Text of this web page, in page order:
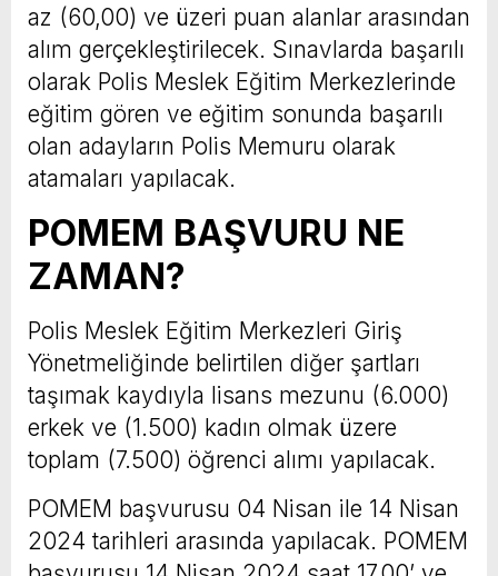
az (60,00) ve üzeri puan alanlar arasından
alım gerçekleştirilecek. Sınavlarda başarılı
olarak Polis Meslek Eğitim Merkezlerinde
eğitim gören ve eğitim sonunda başarılı
olan adayların Polis Memuru olarak
atamaları yapılacak.
POMEM BAŞVURU NE
ZAMAN?
Polis Meslek Eğitim Merkezleri Giriş
Yönetmeliğinde belirtilen diğer şartları
taşımak kaydıyla lisans mezunu (6.000)
erkek ve (1.500) kadın olmak üzere
toplam (7.500) öğrenci alımı yapılacak.
POMEM başvurusu 04 Nisan ile 14 Nisan
2024 tarihleri arasında yapılacak. POMEM